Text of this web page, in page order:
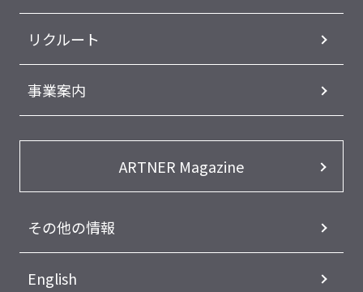
リクルート
事業案内
ARTNER Magazine
その他の情報
English